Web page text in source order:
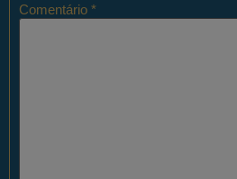
Comentário *